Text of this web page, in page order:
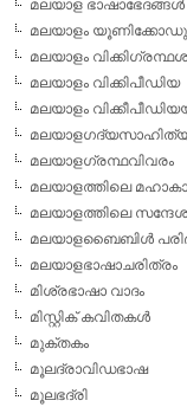
മലയാള ഭാഷാഭേദങ്ങള്‍
മലയാളം യൂണിക്കോഡും
മലയാളം
മലയാളം വിക്കിപീഡിയ
മലയാളം
മലയാളഗ്രന്ഥവിവരം
മലയാളത്തിലെ
മലയാളത്തിലെ
മലയാളബൈബിള്‍
മലയാളഭാഷാചരിത്രം
മിശ്രഭാഷാ വാദം
മിസ്റ്റിക് കവിതകള്‍
മുക്തകം
മൂലദ്രാവിഡഭാഷ
മൂലഭദ്രി